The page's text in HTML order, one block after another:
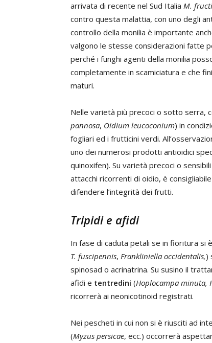
arrivata di recente nel Sud Italia M.
contro questa malattia, con uno degli
controllo della monilia è importante
valgono le stesse considerazioni fatte
perché i funghi agenti della monilia
completamente in scamiciatura e che
maturi.
Nelle varietà più precoci o sotto serra,
pannosa, Oidium leucoconium) in
fogliari ed i frutticini verdi.
uno dei numerosi prodotti antioidici
quinoxifen). Su varietà precoci o
attacchi ricorrenti di oidio, è
difendere l’integrità dei frutti.
Tripidi e afidi
In fase di caduta petali se in fioritura si
T. fuscipennis, Frankliniella occidentalis,)
spinosad o acrinatrina. Su susino il
afidi e tentredini (Hoplocampa minuta,
ricorrerà ai neonicotinoid registrati.
Nei pescheti in cui non si è riusciti ad
(Myzus persicae, ecc.) occorrerà